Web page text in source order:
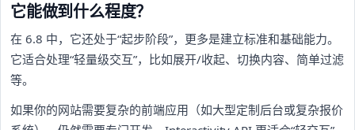
它能做到什么程度？
在 6.8 中，它还处于“起步阶段”，更多是建立标准和基础能力。
它适合处理“轻量级交互”，比如展开/收起、切换内容、简单过滤
等。
如果你的网站需要复杂的前端应用（如大型定制后台或复杂报价